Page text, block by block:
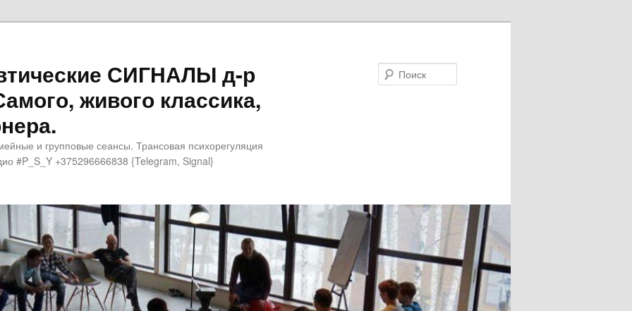
СИГНАЛЫ д-р
живого классика,
и групповые сеансы. Трансовая психорегуляция
#P_S_Y +375296666838 {Telegram, Signal}